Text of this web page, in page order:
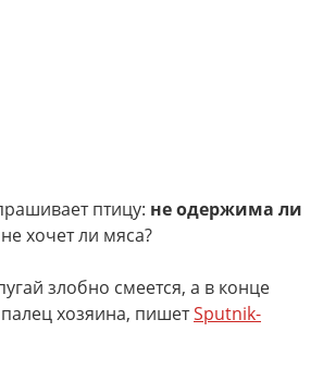
птицу: не одержима ли
хочет ли мяса?
злобно смеется, а в конце
палец хозяина, пишетSputnik-